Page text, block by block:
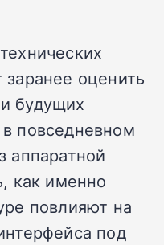
оценить
будущих
повседневном
аппаратной
как именно
повлияют на
под